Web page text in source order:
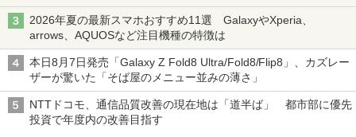
2026年夏の最新スマホおすすめ11選 GalaxyやXperia、
arrows、AQUOSなど注目機種の特徴は
本日8月7日発売「Galaxy Z Fold8 Ultra/Fold8/Flip8」、カズレー
ザーが驚いた「そば屋のメニュー並みの薄さ」
NTTドコモ、通信品質改善の現在地は「道半ば」 都市部に優先
投資で年度内の改善目指す